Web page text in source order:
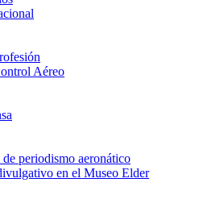
Aéreo
periodismo aeronático
en el Museo Elder